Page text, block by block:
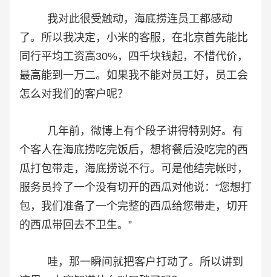
我对此很受触动，海底捞连员工都感动
了。所以我决定，小米的客服，在北京首先能比
同行平均工资高30%，四千块钱起，不惜代价，
最高能到一万二。如果我不能对员工好，员工会
怎么对我们的客户呢？
几年前，微博上有个段子讲得特别好。有
个客人在海底捞吃完饭后，想将餐后没吃完的西
瓜打包带走，海底捞说不行。可是他结完帐时，
服务员拎了一个没有切开的西瓜对他说：“您想打
包，我们准备了一个完整的西瓜给您带走，切开
的西瓜带回去不卫生。”
哇，那一瞬间就把客户打动了。所以讲到